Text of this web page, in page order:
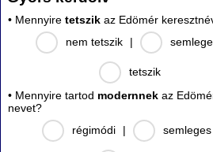
• Mennyire tetszik az Edömér
nem tetszik
|
tetszik
• Mennyire tartod modernnek az
nevet?
régimódi
| semleges